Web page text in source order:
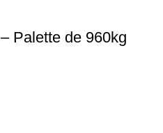
Palette de 960kg